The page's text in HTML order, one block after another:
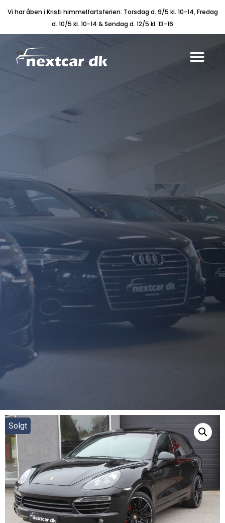
Vi har åben i Kristi himmelfartsferien: Torsdag d. 9/5 kl. 10-14, Fredag
d. 10/5 kl. 10-14 & Søndag d. 12/5 kl. 13-16
Solgt